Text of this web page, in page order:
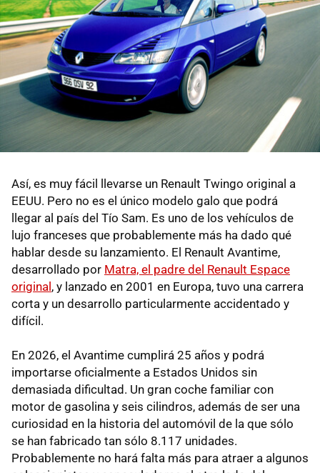
Así, es muy fácil llevarse un Renault Twingo original a
EEUU. Pero no es el único modelo galo que podrá
llegar al país del Tío Sam. Es uno de los vehículos de
lujo franceses que probablemente más ha dado qué
hablar desde su lanzamiento. El Renault Avantime,
desarrollado por Matra, el padre del Renault Espace
original, y lanzado en 2001 en Europa, tuvo una carrera
corta y un desarrollo particularmente accidentado y
difícil.
En 2026, el Avantime cumplirá 25 años y podrá
importarse oficialmente a Estados Unidos sin
demasiada dificultad. Un gran coche familiar con
motor de gasolina y seis cilindros, además de ser una
curiosidad en la historia del automóvil de la que sólo
se han fabricado tan sólo 8.117 unidades.
Probablemente no hará falta más para atraer a algunos